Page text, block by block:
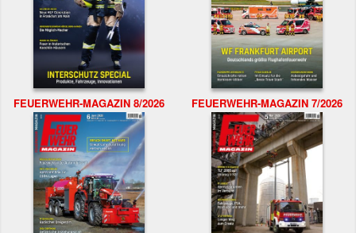
FEUERWEHR-MAGAZIN 8/2026 FEUERWEHR-MAGAZIN 7/2026